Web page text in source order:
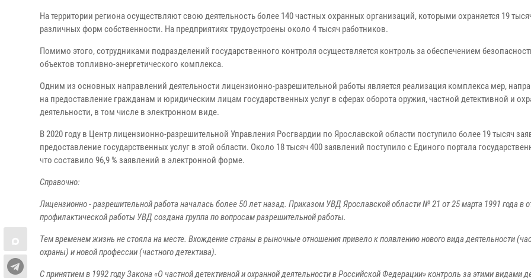
На территории региона осуществляют свою деятельность более 140 частных охранных организаций, которыми охраняется 19
различных форм собственности. На предприятиях трудоустроены около 4 тысяч работников.
Помимо этого, сотрудниками подразделений государственного контроля осуществляется контроль за обеспечением
объектов топливно-энергетического комплекса.
Одним из основных направлений деятельности лицензионно-разрешительной работы является реализация комплекса мер,
на предоставление гражданам и юридическим лицам государственных услуг в сферах оборота оружия, частной детективной и
деятельности, в том числе в электронном виде.
В 2020 году в Центр лицензионно-разрешительной Управления Росгвардии по Ярославской области поступило более 19 тысяч
предоставление государственных услуг в этой области. Около 18 тысяч 400 заявлений поступило с Единого портала
что составило 96,9 % заявлений в электронной форме.
Справочно:
Лицензионно - разрешительной работа началась более 50 лет назад. Приказом УВД Ярославской области № 21 от 25 марта 1991 года в
профилактической работы УВД создана группа по вопросам разрешительной работы.
Тем временем жизнь не стояла на месте. Вхождение страны в рыночные отношения привело к появлению нового вида деятельности
охраны) и новой профессии (частного детектива).
С принятием в 1992 году Закона «О частной детективной и охранной деятельности в Российской Федерации» контроль за этими видами